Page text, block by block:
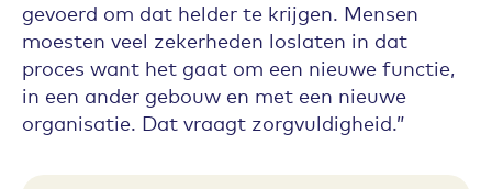
gevoerd om dat helder te krijgen. Mensen
moesten veel zekerheden loslaten in dat
proces want het gaat om een nieuwe functie,
in een ander gebouw en met een nieuwe
organisatie. Dat vraagt zorgvuldigheid.”